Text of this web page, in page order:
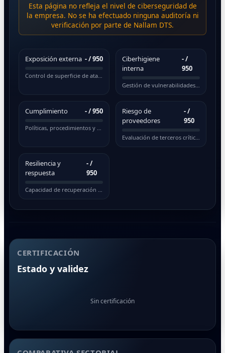
Esta página no refleja el nivel de ciberseguridad de
la empresa. No se ha efectuado ninguna auditoría ni
verificación por parte de Nallam DTS.
Exposición externa -/ 950
Control de superficie de ataque pública
Ciberhigiene
interna
-/
950
Gestión de vulnerabilidades y actualizaciones
Cumplimiento -/ 950
Políticas, procedimientos y normativas
Riesgo de
proveedores
-/
950
Evaluación de terceros críticos
Resiliencia y
respuesta
-/
950
Capacidad de recuperación ante incidentes
CERTIFICACIÓN
Estado y validez
Sin certificación